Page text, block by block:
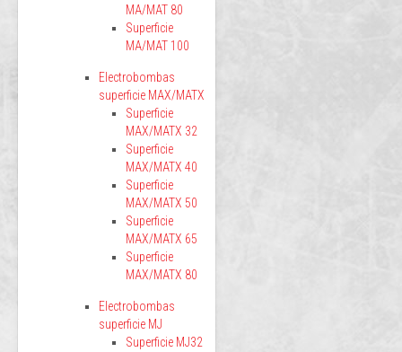
MA/MAT 80
Superficie
MA/MAT 100
Electrobombas
superficie MAX/MATX
Superficie
MAX/MATX 32
Superficie
MAX/MATX 40
Superficie
MAX/MATX 50
Superficie
MAX/MATX 65
Superficie
MAX/MATX 80
Electrobombas
superficie MJ
Superficie MJ32